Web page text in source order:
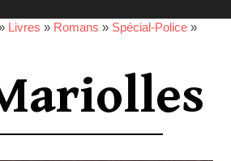
Livres » Romans » Spécial-Police »